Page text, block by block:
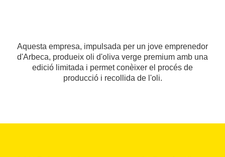
Aquesta empresa, impulsada per un jove emprenedor
d'Arbeca, produeix oli d'oliva verge premium amb una
edició limitada i permet conèixer el procés de
producció i recollida de l'oli.